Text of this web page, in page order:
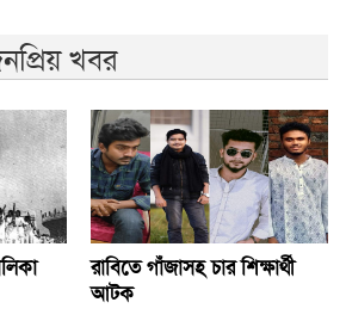
খবর
রাবিতে গাঁজাসহ চার শিক্ষার্থী
আটক